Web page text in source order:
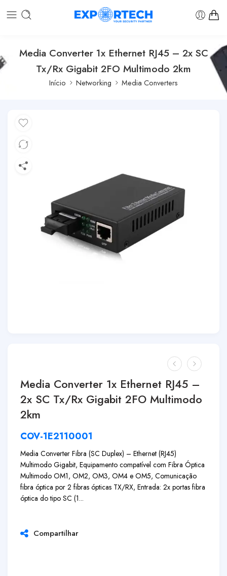
Media Converter 1x Ethernet RJ45 – 2x SC
Tx/Rx Gigabit 2FO Multimodo 2km
Início Networking Media Converters
Media Converter 1x Ethernet RJ45 –
2x SC Tx/Rx Gigabit 2FO Multimodo
2km
COV-1E2110001
Media Converter Fibra (SC Duplex) – Ethernet (RJ45)
Multimodo Gigabit, Equipamento compatível com Fibra Óptica
Multimodo OM1, OM2, OM3, OM4 e OM5, Comunicação
fibra óptica por 2 fibras ópticas TX/RX, Entrada: 2x portas fibra
óptica do tipo SC (1...
Compartilhar